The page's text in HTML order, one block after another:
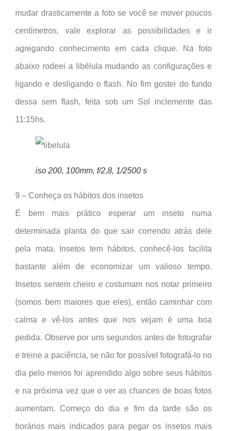
mudar drasticamente a foto se você se mover poucos
centímetros, vale explorar as possibilidades e ir
agregando conhecimento em cada clique. Na foto
abaixo rodeei a libélula mudando as configurações e
ligando e desligando o flash. No fim gostei do fundo
dessa sem flash, feita sob um Sol inclemente das
11:15hs.
iso 200, 100mm, f/2,8, 1/2500 s
9 – Conheça os hábitos dos insetos
É bem mais prático esperar um inseto numa
determinada planta do que sair correndo atrás dele
pela mata. Insetos tem hábitos, conhecê-los facilita
bastante além de economizar um valioso tempo.
Insetos sentem cheiro e costumam nos notar primeiro
(somos bem maiores que eles), então caminhar com
calma e vê-los antes que nos vejam é uma boa
pedida. Observe por uns segundos antes de fotografar
e treine a paciência, se não for possível fotografá-lo no
dia pelo menos foi aprendido algo sobre seus hábitos
e na próxima vez que o ver as chances de boas fotos
aumentam. Começo do dia e fim da tarde são os
horários mais indicados para pegar os insetos mais